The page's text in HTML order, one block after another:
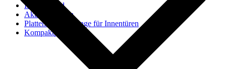
Imi-Verbund
Akustik-Platten
Platten und Rohlinge für Innentüren
Kompaktplatten